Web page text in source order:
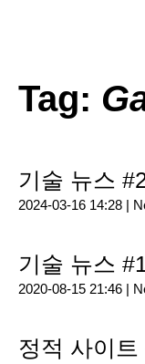
Tag:
기술 뉴스
2024-03-16 14:28 |
기술 뉴스
2020-08-15 21:46 |
정적 사이